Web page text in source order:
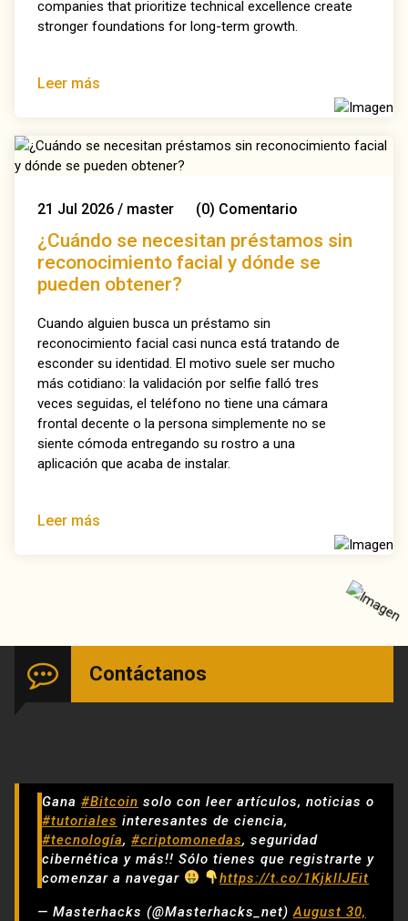
companies that prioritize technical excellence create
stronger foundations for long-term growth.
Leer más
21 Jul 2026 / master (0) Comentario
¿Cuándo se necesitan préstamos sin
reconocimiento facial y dónde se
pueden obtener?
Cuando alguien busca un préstamo sin
reconocimiento facial casi nunca está tratando de
esconder su identidad. El motivo suele ser mucho
más cotidiano: la validación por selfie falló tres
veces seguidas, el teléfono no tiene una cámara
frontal decente o la persona simplemente no se
siente cómoda entregando su rostro a una
aplicación que acaba de instalar.
Leer más
Contáctanos
Gana #Bitcoin solo con leer artículos, noticias o
#tutoriales interesantes de ciencia,
#tecnología, #criptomonedas, seguridad
cibernética y más!! Sólo tienes que registrarte y
comenzar a navegar
https://t.co/1KjkllJEit
— Masterhacks (@Masterhacks_net)August 30,